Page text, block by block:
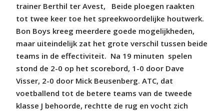
trainer Berthil ter Avest, Beide ploegen raakten
tot twee keer toe het spreekwoordelijke houtwerk.
Bon Boys kreeg meerdere goede mogelijkheden,
maar uiteindelijk zat het grote verschil tussen beide
teams in de effectiviteit. Na 19 minuten spelen
stond de 2-0 op het scorebord, 1-0 door Dave
Visser, 2-0 door Mick Beusenberg. ATC, dat
voetballend tot de betere teams van de tweede
klasse J behoorde, rechtte de rug en vocht zich